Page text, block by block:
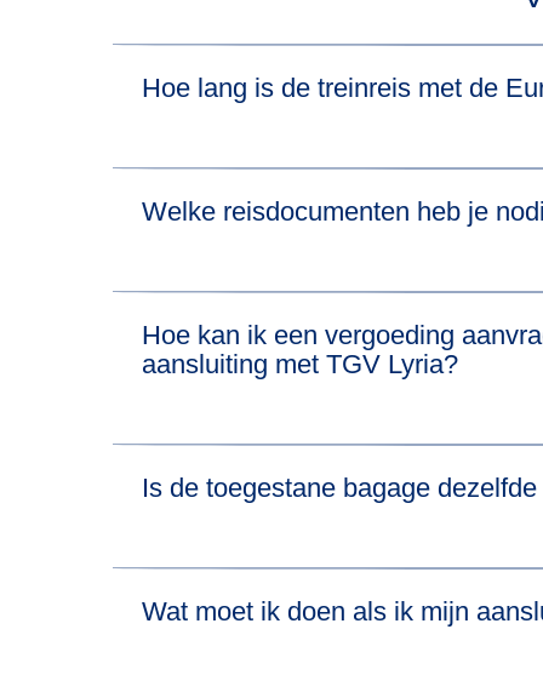
Hoe lang is de treinreis met de
je ook de reisduur van de trein voor alle
Welke reisdocumenten heb je
Ga voor het TGV Lyria-deel van je reis naar
Hoe kan ik een vergoeding
aansluiting met TGV Lyria?
Als je aanspraak wilt maken op compensatie
Is de toegestane bagage
Wat moet ik doen als ik mijn